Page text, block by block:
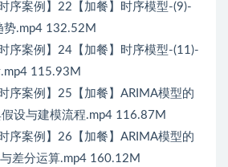
序案例】22【加餐】时序模型-(9)-
势.mp4 132.52M
序案例】24【加餐】时序模型-(11)-
115.93M
序案例】25【加餐】ARIMA模型的
设与建模流程.mp4 116.87M
序案例】26【加餐】ARIMA模型的
差分运算.mp4 160.12M